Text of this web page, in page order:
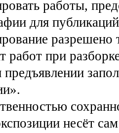
работы,
для
разрешено
работ при
предъявлении
несёт